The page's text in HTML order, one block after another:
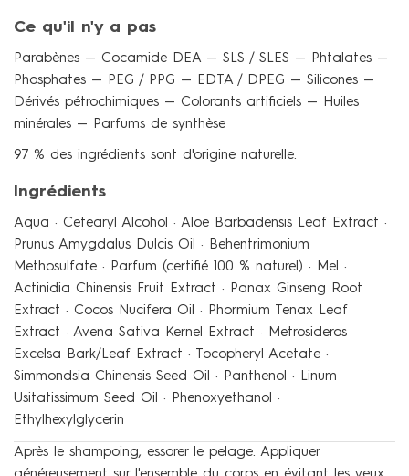
Ce qu'il n'y a pas
Parabènes — Cocamide DEA — SLS / SLES — Phtalates —
Phosphates — PEG / PPG — EDTA / DPEG — Silicones —
Dérivés pétrochimiques — Colorants artificiels — Huiles
minérales — Parfums de synthèse
97 % des ingrédients sont d'origine naturelle.
Ingrédients
Aqua · Cetearyl Alcohol · Aloe Barbadensis Leaf Extract ·
Prunus Amygdalus Dulcis Oil · Behentrimonium
Methosulfate · Parfum (certifié 100 % naturel) · Mel ·
Actinidia Chinensis Fruit Extract · Panax Ginseng Root
Extract · Cocos Nucifera Oil · Phormium Tenax Leaf
Extract · Avena Sativa Kernel Extract · Metrosideros
Excelsa Bark/Leaf Extract · Tocopheryl Acetate ·
Simmondsia Chinensis Seed Oil · Panthenol · Linum
Usitatissimum Seed Oil · Phenoxyethanol ·
Ethylhexylglycerin
Après le shampoing, essorer le pelage. Appliquer